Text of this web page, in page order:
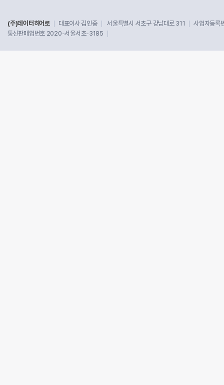
(주)데이터히어로 대표이사 김인중 서울특별시 서초구 강남대로 311
사업자등
통신판매업번호 2020-서울서초-3185